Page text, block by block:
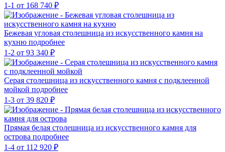
1-1 от 168 740 ₽
Бежевая угловая столешница из искусственного камня на
кухню подробнее
1-2 от 93 340 ₽
Серая столешница из искусственного камня с подклеенной
мойкой подробнее
1-3 от 39 820 ₽
Прямая белая столешница из искусственного камня для
острова подробнее
1-4 от 112 920 ₽